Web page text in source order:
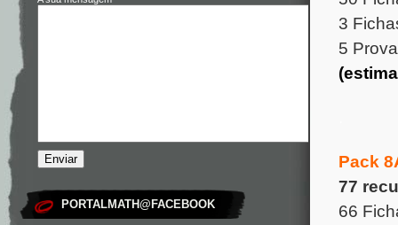
PORTALMATH@FACEBOOK
3
5
Pack
77
66